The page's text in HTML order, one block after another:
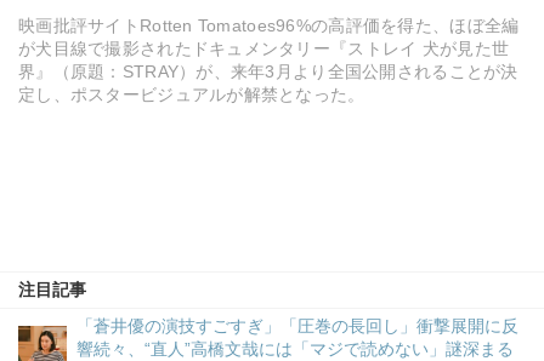
映画批評サイトRotten Tomatoes96%の高評価を得た、ほぼ全編
が犬目線で撮影されたドキュメンタリー『ストレイ 犬が見た世
界』（原題：STRAY）が、来年3月より全国公開されることが決
定し、ポスタービジュアルが解禁となった。
注目記事
「蒼井優の演技すごすぎ」「圧巻の長回し」衝撃展開に反
響続々、“直人”高橋文哉には「マジで読めない」謎深まる